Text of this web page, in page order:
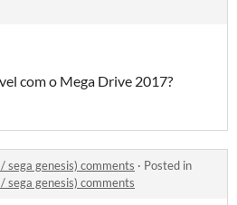
com o Mega Drive 2017?
sega genesis) comments · Posted in
sega genesis) comments